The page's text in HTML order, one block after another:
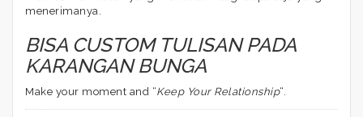
menerimanya.
BISA CUSTOM TULISAN PADA
KARANGAN BUNGA
Make your moment and “Keep Your Relationship“.